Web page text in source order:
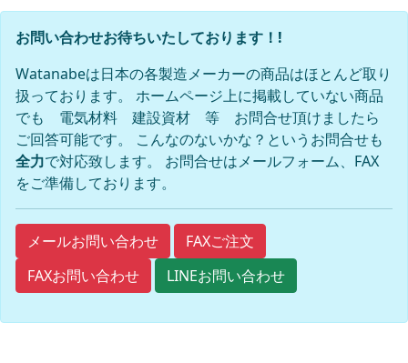
お問い合わせお待ちいたしております！!
Watanabeは日本の各製造メーカーの商品はほとんど取り
扱っております。 ホームページ上に掲載していない商品
でも 電気材料 建設資材 等 お問合せ頂けましたら
ご回答可能です。 こんなのないかな？というお問合せも
全力で対応致します。 お問合せはメールフォーム、FAX
をご準備しております。
メールお問い合わせ
FAXご注文
FAXお問い合わせ
LINEお問い合わせ